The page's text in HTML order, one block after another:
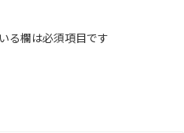
る欄は必須項目です